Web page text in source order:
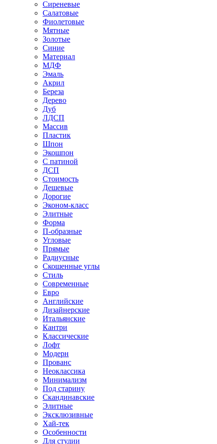
Сиреневые
Салатовые
Фиолетовые
Мятные
Золотые
Синие
Материал
МДФ
Эмаль
Акрил
Береза
Дерево
Дуб
ЛДСП
Массив
Пластик
Шпон
Экошпон
С патиной
ДСП
Стоимость
Дешевые
Дорогие
Эконом-класс
Элитные
Форма
П-образные
Угловые
Прямые
Радиусные
Скошенные углы
Стиль
Современные
Евро
Английские
Дизайнерские
Итальянские
Кантри
Классические
Лофт
Модерн
Прованс
Неоклассика
Минимализм
Под старину
Скандинавские
Элитные
Эксклюзивные
Хай-тек
Особенности
Для студии